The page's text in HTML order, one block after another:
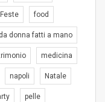
Feste food
donna fatti a mano
medicina
napoli Natale
pelle